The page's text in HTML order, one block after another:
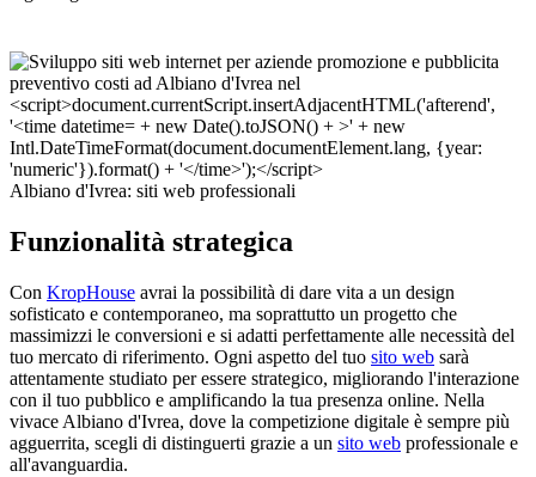
Albiano d'Ivrea: siti web professionali
Funzionalità strategica
Con KropHouse avrai la possibilità di dare vita a un design
sofisticato e contemporaneo, ma soprattutto un progetto che
massimizzi le conversioni e si adatti perfettamente alle necessità del
tuo mercato di riferimento. Ogni aspetto del tuo sito web sarà
attentamente studiato per essere strategico, migliorando l'interazione
con il tuo pubblico e amplificando la tua presenza online. Nella
vivace Albiano d'Ivrea, dove la competizione digitale è sempre più
agguerrita, scegli di distinguerti grazie a un sito web professionale e
all'avanguardia.